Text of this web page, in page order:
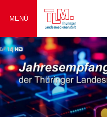
MENÜ